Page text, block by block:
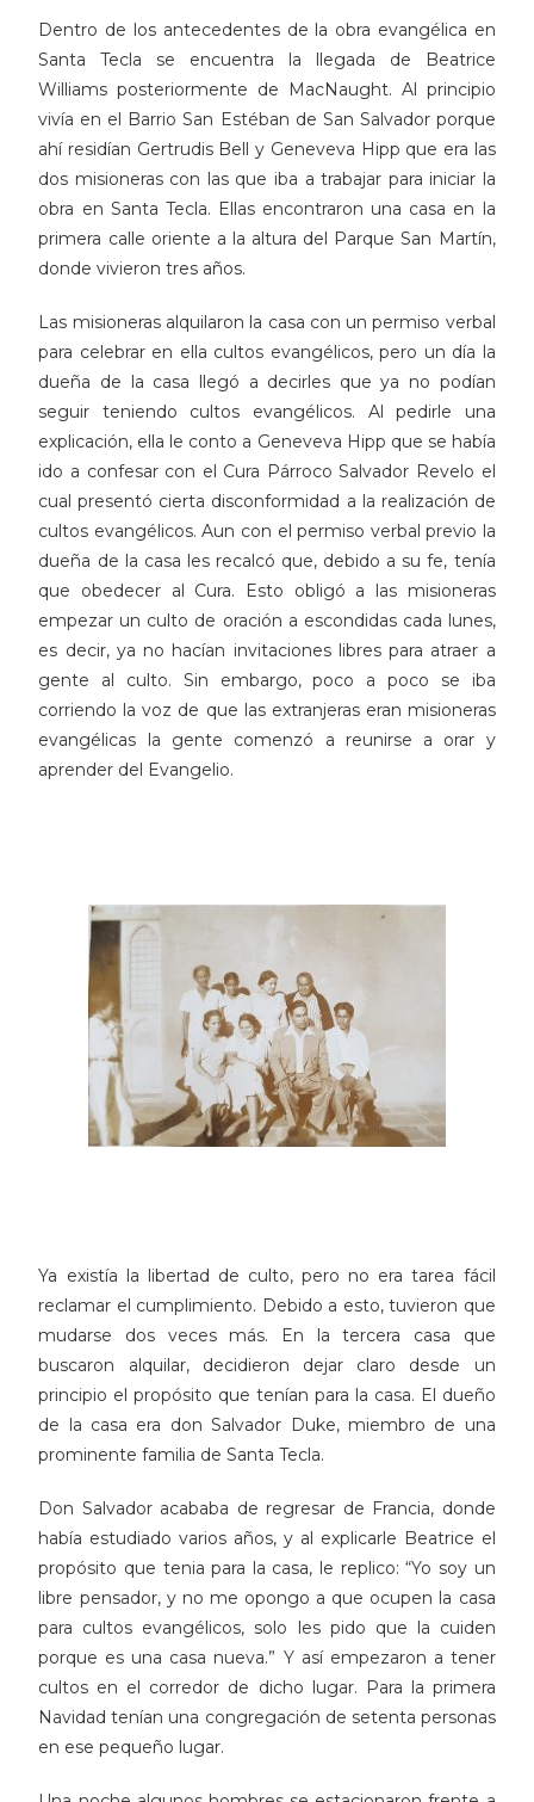
Dentro de los antecedentes de la obra evangélica en
Santa Tecla se encuentra la llegada de Beatrice
Williams posteriormente de MacNaught. Al principio
vivía en el Barrio San Estéban de San Salvador porque
ahí residían Gertrudis Bell y Geneveva Hipp que era las
dos misioneras con las que iba a trabajar para iniciar la
obra en Santa Tecla. Ellas encontraron una casa en la
primera calle oriente a la altura del Parque San Martín,
donde vivieron tres años.
Las misioneras alquilaron la casa con un permiso verbal
para celebrar en ella cultos evangélicos, pero un día la
dueña de la casa llegó a decirles que ya no podían
seguir teniendo cultos evangélicos. Al pedirle una
explicación, ella le conto a Geneveva Hipp que se había
ido a confesar con el Cura Párroco Salvador Revelo el
cual presentó cierta disconformidad a la realización de
cultos evangélicos. Aun con el permiso verbal previo la
dueña de la casa les recalcó que, debido a su fe, tenía
que obedecer al Cura. Esto obligó a las misioneras
empezar un culto de oración a escondidas cada lunes,
es decir, ya no hacían invitaciones libres para atraer a
gente al culto. Sin embargo, poco a poco se iba
corriendo la voz de que las extranjeras eran misioneras
evangélicas la gente comenzó a reunirse a orar y
aprender del Evangelio.
Ya existía la libertad de culto, pero no era tarea fácil
reclamar el cumplimiento. Debido a esto, tuvieron que
mudarse dos veces más. En la tercera casa que
buscaron alquilar, decidieron dejar claro desde un
principio el propósito que tenían para la casa. El dueño
de la casa era don Salvador Duke, miembro de una
prominente familia de Santa Tecla.
Don Salvador acababa de regresar de Francia, donde
había estudiado varios años, y al explicarle Beatrice el
propósito que tenia para la casa, le replico: “Yo soy un
libre pensador, y no me opongo a que ocupen la casa
para cultos evangélicos, solo les pido que la cuiden
porque es una casa nueva.” Y así empezaron a tener
cultos en el corredor de dicho lugar. Para la primera
Navidad tenían una congregación de setenta personas
en ese pequeño lugar.